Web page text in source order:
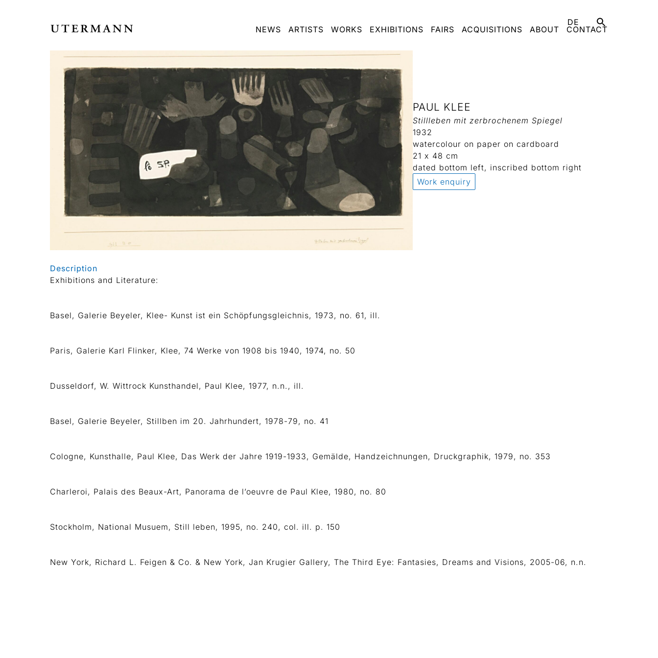
DE
NEWS ARTISTS WORKS EXHIBITIONS FAIRS ACQUISITIONS ABOUT CONTACT
PAUL KLEE
Stillleben mit zerbrochenem Spiegel
1932
watercolour on paper on cardboard
21 x 48 cm
dated bottom left, inscribed bottom right
Work enquiry
Description
Exhibitions and Literature:
Basel, Galerie Beyeler, Klee- Kunst ist ein Schöpfungsgleichnis, 1973, no. 61, ill.
Paris, Galerie Karl Flinker, Klee, 74 Werke von 1908 bis 1940, 1974, no. 50
Dusseldorf, W. Wittrock Kunsthandel, Paul Klee, 1977, n.n., ill.
Basel, Galerie Beyeler, Stillben im 20. Jahrhundert, 1978-79, no. 41
Cologne, Kunsthalle, Paul Klee, Das Werk der Jahre 1919-1933, Gemälde, Handzeichnungen, Druckgraphik, 1979, no. 353
Charleroi, Palais des Beaux-Art, Panorama de l’oeuvre de Paul Klee, 1980, no. 80
Stockholm, National Musuem, Still leben, 1995, no. 240, col. ill. p. 150
New York, Richard L. Feigen & Co. & New York, Jan Krugier Gallery, The Third Eye: Fantasies, Dreams and Visions, 2005-06, n.n.